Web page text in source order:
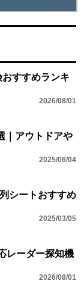
おすすめランキ
2026/08/01
｜アウトドアや
2025/06/04
シートおすすめ
2025/03/05
レーダー探知機
2026/08/01